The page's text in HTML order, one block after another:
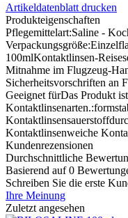
Artikeldatenblatt drucken
Produkteigenschaften
Pflegemittelart:Saline -
Verpackungsgröße:
100mlKontaktlinsen-
Mitnahme im Flugzeug-
Sicherheitsvorschriften an
Geeignet fürDas Produkt
Kontaktlinsenarten.:
Kontaktlinsen
Kontaktlinsenweiche
Kundenrezensionen
Durchschnittliche
Basierend auf 0
Schreiben Sie die erste
Ihre Meinung
Zuletzt angesehen